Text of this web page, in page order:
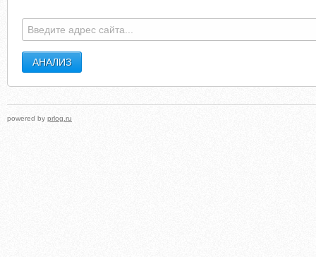
powered by prlog.ru